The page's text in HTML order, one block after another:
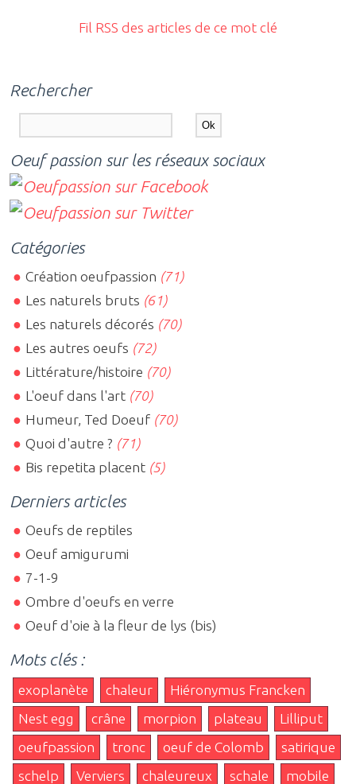
Fil RSS des articles de ce mot clé
Rechercher
Oeuf passion sur les réseaux sociaux
Catégories
Création oeufpassion (71)
Les naturels bruts (61)
Les naturels décorés (70)
Les autres oeufs (72)
Littérature/histoire (70)
L'oeuf dans l'art (70)
Humeur, Ted Doeuf (70)
Quoi d'autre ? (71)
Bis repetita placent (5)
Derniers articles
Oeufs de reptiles
Oeuf amigurumi
7-1-9
Ombre d'oeufs en verre
Oeuf d'oie à la fleur de lys (bis)
Mots clés :
exoplanète chaleur
Hiéronymus Francken
Nest egg
crâne morpion plateau
Lilliput
oeufpassion
tronc oeuf de Colomb
satirique
schelp
Verviers chaleureux schale
mobile